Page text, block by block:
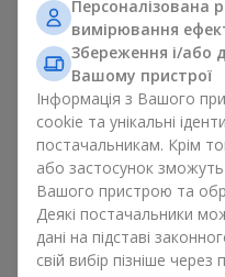
для будь-якого віку
адаптувати під будь-
Масові квіткові
ромашки —
привабливими для
чудовий вигляд. Такі
атмосферу свіжості
Популярні квіти для
пори року, але ці
залишаються в списку
Якщо ви хочете бути
звертайтесь до цих
Персоналізована
вимірювання
Збереження і/або
Вашому пристрої
Інформація з Вашого
cookie та унікальні
постачальникам. Крім
або застосунок зможуть
Вашого пристрою та
Деякі постачальники
дані на підставі
свій вибір пізніше